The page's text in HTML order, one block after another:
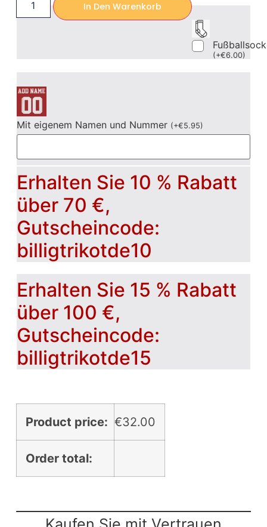
In Den Warenkorb
(+€6.00)
Mit eigenem Namen und Nummer (+€5.95)
Erhalten Sie 10 % Rabatt
über 70 €,
Gutscheincode:
billigtrikotde10
Erhalten Sie 15 % Rabatt
über 100 €,
Gutscheincode:
billigtrikotde15
Product price: €32.00
Order total: